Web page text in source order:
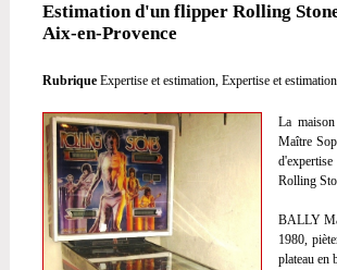
Estimation d'un flipper Rolling
Aix-en-Provence
Rubrique Expertise et estimation, Expertise et estimation
La
Maître
Rolling
BALLY
1980,
plateau en